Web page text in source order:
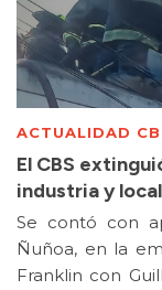
ACTUALIDAD
El CBS
industria y
Se contó con
Ñuñoa, en la
Franklin con